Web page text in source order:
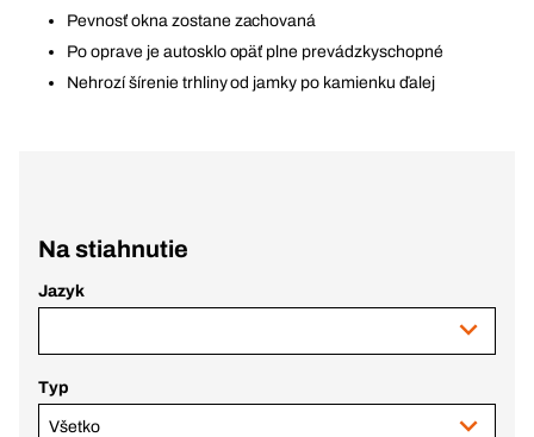
Pevnosť okna zostane zachovaná
Po oprave je autosklo opäť plne prevádzkyschopné
Nehrozí šírenie trhliny od jamky po kamienku ďalej
Na stiahnutie
Jazyk
Typ
Všetko